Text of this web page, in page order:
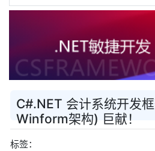
C#.NET 会计系统开发
Winform架构) 巨献！
标签：